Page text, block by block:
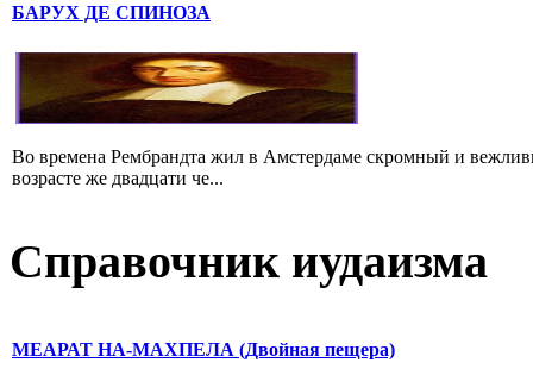
БАРУХ ДЕ СПИНОЗА
Во времена Рембрандта жил в Амстердаме скромный и
возрасте же двадцати че...
Справочник иудаизма
МЕАРАТ HА-МАХПЕЛА (Двойная пещера)